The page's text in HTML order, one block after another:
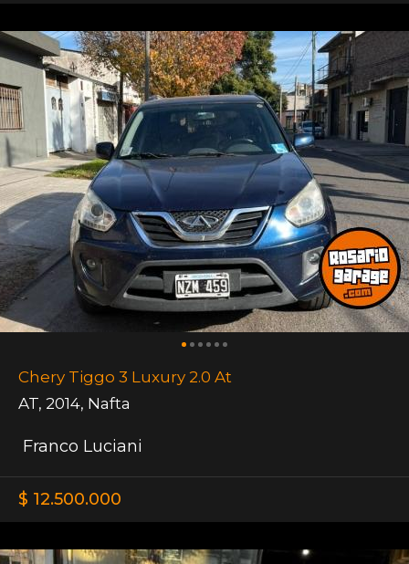
Chery Tiggo 3 Luxury 2.0 At
AT, 2014, Nafta
Franco Luciani
$ 12.500.000